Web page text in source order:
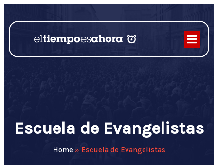
Escuela de Evangelistas
Home » Escuela de Evangelistas